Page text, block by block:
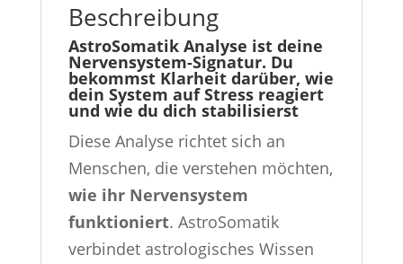
:
Beschreibung
AstroSomatik Analyse ist deine
Nervensystem-Signatur. Du
bekommst Klarheit darüber, wie
dein System auf Stress reagiert
und wie du dich stabilisierst
Diese Analyse richtet sich an
Menschen, die verstehen möchten,
wie ihr Nervensystem
funktioniert. AstroSomatik
verbindet astrologisches Wissen